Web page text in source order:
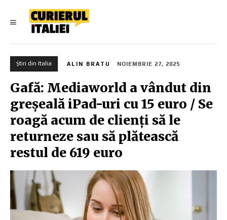
Știri din Italia ALIN BRATU NOIEMBRIE 27, 2025
Gafă: Mediaworld a vândut din
greșeală iPad-uri cu 15 euro / Se
roagă acum de clienți să le
returneze sau să plătească
restul de 619 euro